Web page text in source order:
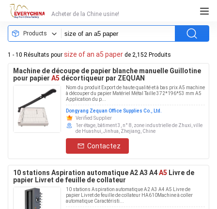
Acheter de la Chine usine!
Products
1 - 10 Résultats pour size of an a5 paper de 2,152 Produits
Machine de découpe de papier blanche manuelle Guillotine
pour papier A5 décortiqueur par ZEQUAN
Nom du produit Export de haute qualité et à bas prix A5 machine
à découper du papier Matériel Métal Taille 372*196*53 mm A5
Application du p...
Dongyang Zequan Office Supplies Co., Ltd.
Verified Supplier
1er étage, bâtiment 3, n° 8, zone industrielle de Zhuxi, ville
de Huashui, Jinhua, Zhejiang, Chine
Contactez
10 stations Aspiration automatique A2 A3 A4A5 Livre de
papier Livret de feuille de collateur
10 stations Aspiration automatique A2 A3 A4 A5 Livre de
papier Livret de feuille de collateur HA610Machine à coller
automatique Caractéristi...